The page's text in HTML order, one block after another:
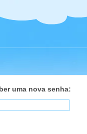
uma nova senha: